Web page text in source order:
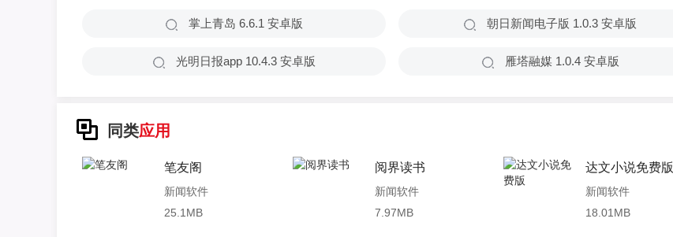
掌上青岛 6.6.1 安卓版 朝日新闻电子版 1.0.3 安卓版
光明日报app 10.4.3 安卓版 雁塔融媒 1.0.4 安卓版
同类应用
笔友阁
新闻软件
25.1MB
阅界读书
新闻软件
7.97MB
达文小说免费版
新闻软件
18.01MB